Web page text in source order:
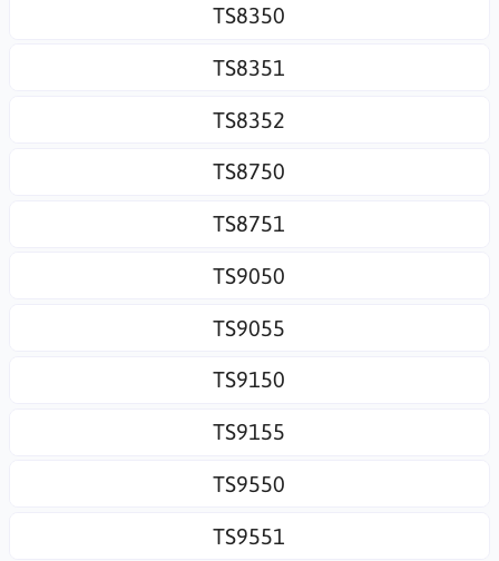
TS8350
TS8351
TS8352
TS8750
TS8751
TS9050
TS9055
TS9150
TS9155
TS9550
TS9551